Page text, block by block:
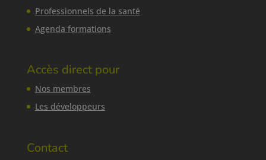
Professionnels de la santé
Agenda formations
Accès direct pour
Nos membres
Les développeurs
Contact